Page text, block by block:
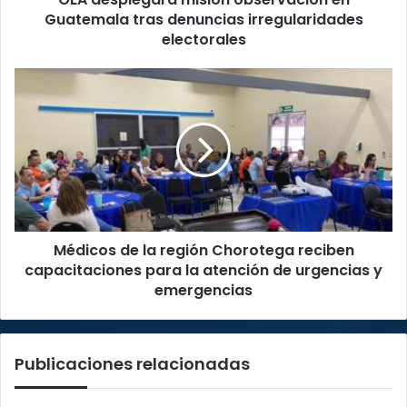
Guatemala tras denuncias irregularidades
electorales
Médicos
de
Chorotega
reciben
capacitaciones
para
la
atención
de
emergencias
Médicos de la región Chorotega reciben
capacitaciones para la atención de urgencias y
emergencias
Publicaciones relacionadas